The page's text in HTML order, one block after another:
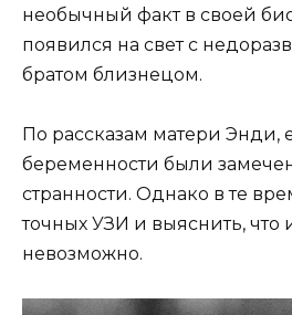
необычный факт в своей
появился на свет с
братом близнецом.
По рассказам матери Энди,
беременности были
странности. Однако в те
точных УЗИ и выяснить, что
невозможно.